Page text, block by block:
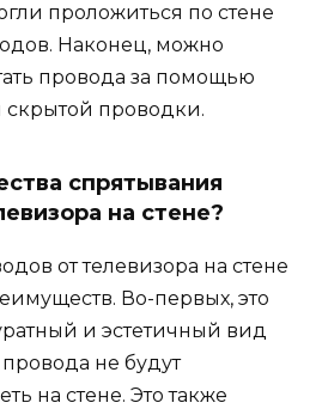
проложиться по стене
Наконец, можно
провода за помощью
скрытой проводки.
спрятывания
на стене?
от телевизора на стене
Во-первых, это
и эстетичный вид
не будут
на стене. Это также